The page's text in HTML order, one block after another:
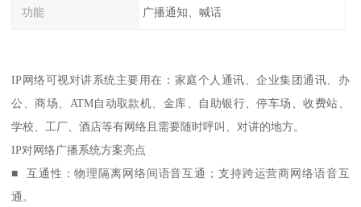
功能 广播通知、喊话
IP网络可视对讲系统主要用在：家庭个人通讯、企业集团通讯、办
公、商场、ATM自动取款机、金库、自助银行、停车场、收费站、
学校、工厂、酒店等有网络且需要随时呼叫、对讲的地方。
IP对网络广播系统方案亮点
■ 互通性：物理隔离网络间语音互通；支持跨运营商网络语音互
通。